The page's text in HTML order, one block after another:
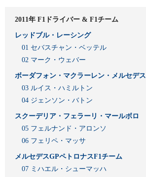
2011年 F1ドライバー & F1チーム
レッドブル・レーシング
01 セバスチャン・ベッテル
02 マーク・ウェバー
ボーダフォン・マクラーレン・メルセデス
03 ルイス・ハミルトン
04 ジェンソン・バトン
スクーデリア・フェラーリ・マールボロ
05 フェルナンド・アロンソ
06 フェリペ・マッサ
メルセデスGPペトロナスF1チーム
07 ミハエル・シューマッハ